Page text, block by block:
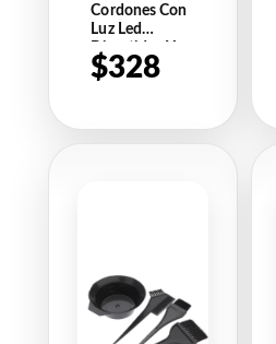
Cordones Con
Luz Led
Divertidos Y
Fashion
$328